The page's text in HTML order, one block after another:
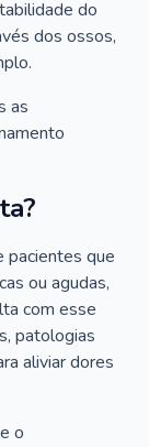
do
dos ossos,
as
pacientes que
ou agudas,
com esse
patologias
aliviar dores
o